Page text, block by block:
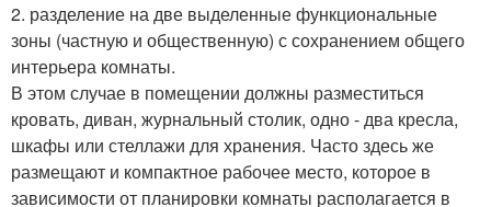
2. разделение на две выделенные функциональные
зоны (частную и общественную) с сохранением общего
интерьера комнаты.
В этом случае в помещении должны разместиться
кровать, диван, журнальный столик, одно - два кресла,
шкафы или стеллажи для хранения. Часто здесь же
размещают и компактное рабочее место, которое в
зависимости от планировки комнаты располагается в